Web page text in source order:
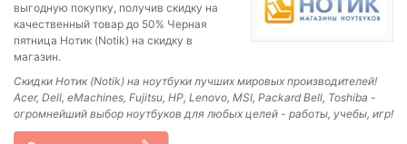
выгодную покупку, получив скидку на
качественный товар до 50% Черная
пятница Нотик (Notik) на скидку в
магазин.
Скидки Нотик (Notik) на ноутбуки лучших мировых производителей!
Acer, Dell, eMachines, Fujitsu, HP, Lenovo, MSI, Packard Bell, Toshiba -
огромнейший выбор ноутбуков для любых целей - работы, учебы, игр!